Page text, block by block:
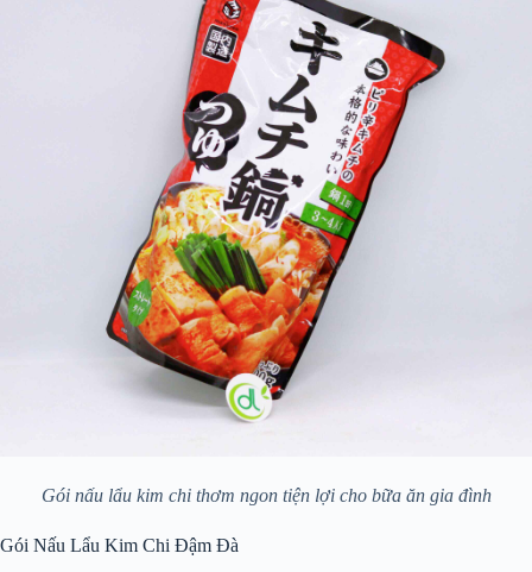
Gói nấu lẩu kim chi thơm ngon tiện lợi cho bữa ăn gia đình
Gói Nấu Lẩu Kim Chi Đậm Đà